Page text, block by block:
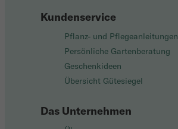
Kundenservice
Pflanz- und Pflegeanleitungen
Persönliche Gartenberatung
Geschenkideen
Übersicht Gütesiegel
Das Unternehmen